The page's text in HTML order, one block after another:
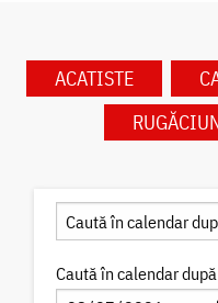
ACATISTE
Caută în calendar